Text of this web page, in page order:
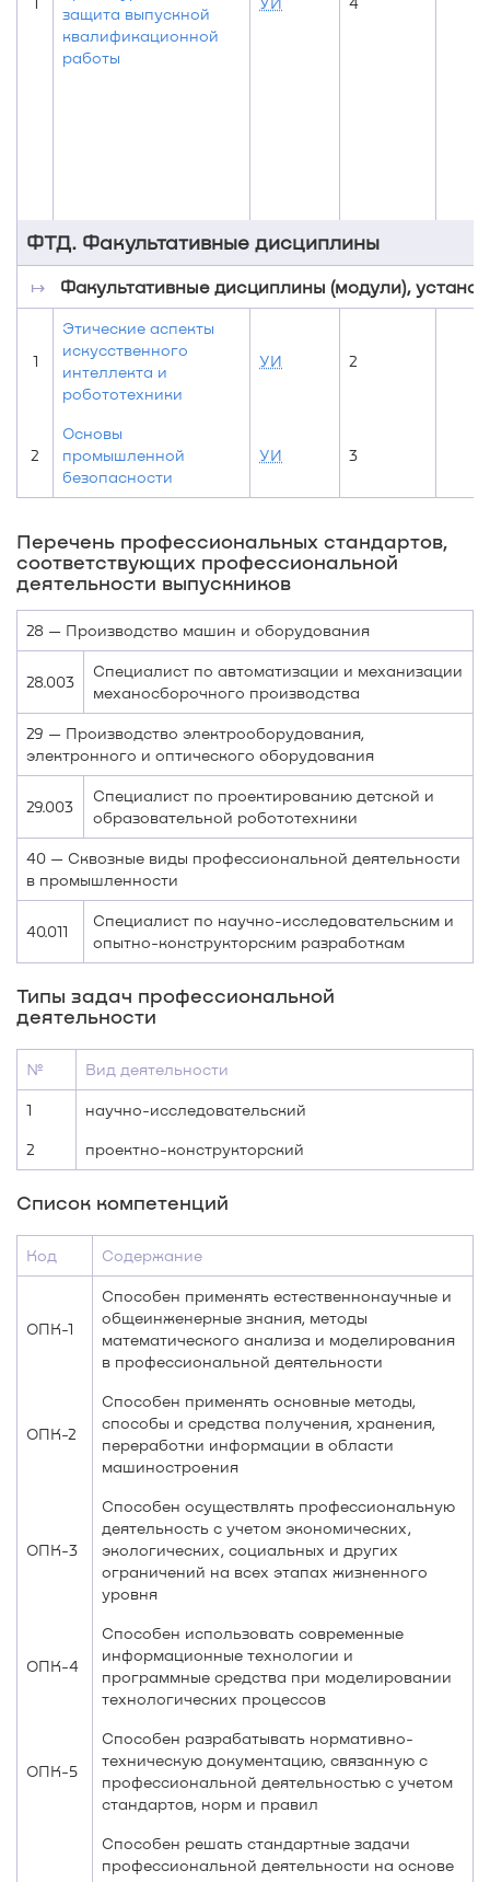
защита выпускной
квалификационной
работы
ФТД. Факультативные дисциплины
↦ Факультативные дисциплины (модули),
1
Этические аспекты
искусственного
интеллекта и
робототехники
УИ 2
2
Основы
промышленной
безопасности
УИ 3
Перечень профессиональных стандартов,
соответствующих профессиональной
деятельности выпускников
28 — Производство машин и оборудования
28.003
Специалист по автоматизации и механизации
механосборочного производства
29 — Производство электрооборудования,
электронного и оптического оборудования
29.003
Специалист по проектированию детской и
образовательной робототехники
40 — Сквозные виды профессиональной деятельности
в промышленности
40.011
Специалист по научно-исследовательским и
опытно-конструкторским разработкам
Типы задач профессиональной
деятельности
№ Вид деятельности
1 научно-исследовательский
2 проектно-конструкторский
Список компетенций
Код Содержание
ОПК-1
Способен применять естественнонаучные и
общеинженерные знания, методы
математического анализа и моделирования
в профессиональной деятельности
ОПК-2
Способен применять основные методы,
способы и средства получения, хранения,
переработки информации в области
машиностроения
ОПК-3
Способен осуществлять профессиональную
деятельность с учетом экономических,
экологических, социальных и других
ограничений на всех этапах жизненного
уровня
ОПК-4
Способен использовать современные
информационные технологии и
программные средства при моделировании
технологических процессов
ОПК-5
Способен разрабатывать нормативно-
техническую документацию, связанную с
профессиональной деятельностью с учетом
стандартов, норм и правил
Способен решать стандартные задачи
профессиональной деятельности на основе